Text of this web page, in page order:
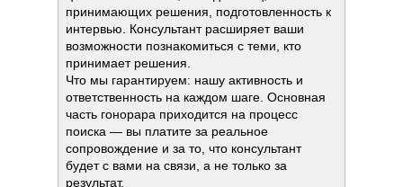
принимающих решения, подготовленность к
интервью. Консультант расширяет ваши
возможности познакомиться с теми, кто
принимает решения.
Что мы гарантируем: нашу активность и
ответственность на каждом шаге. Основная
часть гонорара приходится на процесс
поиска — вы платите за реальное
сопровождение и за то, что консультант
будет с вами на связи, а не только за
результат.